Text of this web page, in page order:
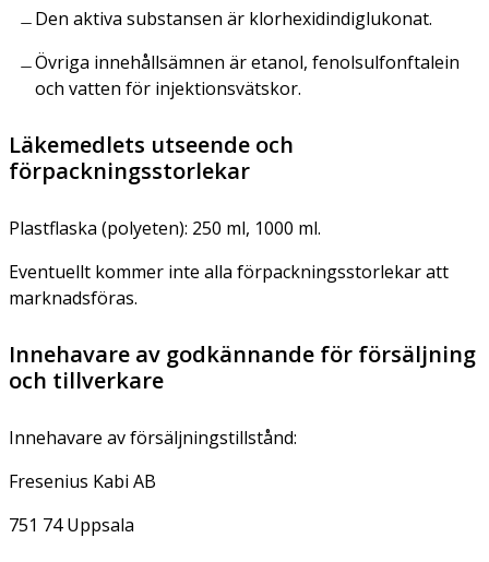
Den aktiva substansen är klorhexidindiglukonat.
Övriga innehållsämnen är etanol, fenolsulfonftalein
och vatten för injektionsvätskor.
Läkemedlets utseende och
förpackningsstorlekar
Plastflaska (polyeten): 250 ml, 1000 ml.
Eventuellt kommer inte alla förpackningsstorlekar att
marknadsföras.
Innehavare av godkännande för försäljning
och tillverkare
Innehavare av försäljningstillstånd:
Fresenius Kabi AB
751 74 Uppsala